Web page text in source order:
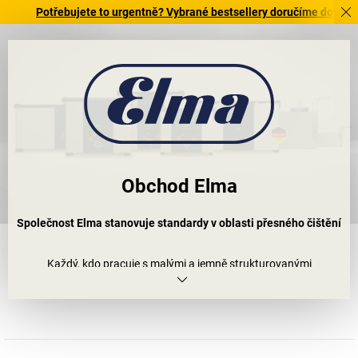
Potřebujete to urgentně? Vybrané bestsellery doručíme do 72 hodin.
Obchod Elma
Společnost Elma stanovuje standardy v oblasti přesného čištění
Každý, kdo pracuje s malými a jemně strukturovanými
součástkami, ví, jak časově náročné je profesionální čištění. Je
dobře, že vám můžeme doporučit našeho partnera, společnost